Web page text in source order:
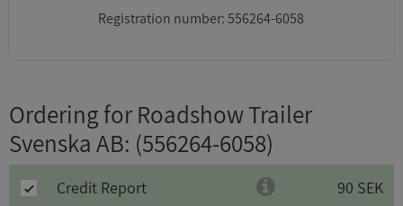
Registration number: 556264-6058
Ordering for Roadshow Trailer
Svenska AB: (556264-6058)
Credit Report 90 SEK